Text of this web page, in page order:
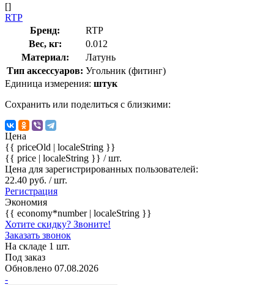
[]
RTP
Бренд:
RTP
Вес, кг:
0.012
Материал:
Латунь
Тип аксессуаров: Угольник (фитинг)
Единица измерения: штук
Сохранить или поделиться с близкими:
Цена
{{ priceOld | localeString }}
{{ price | localeString }} / шт.
Цена для зарегистрированных пользователей:
22.40 руб. / шт.
Регистрация
Экономия
{{ economy*number | localeString }}
Хотите скидку? Звоните!
Заказать звонок
На складе 1 шт.
Под заказ
Обновлено 07.08.2026
-